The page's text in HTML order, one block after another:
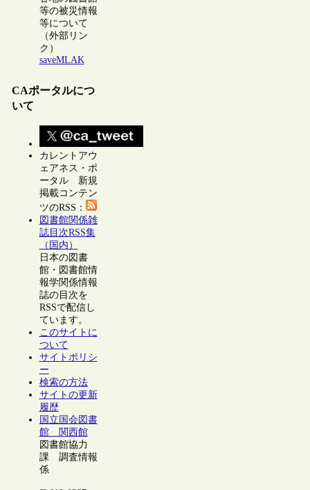
等の被災情報
等について
（外部リン
ク）
saveMLAK
CAポータルにつ
いて
カレントアウ
ェアネス・ポ
ータル 新規
掲載コンテン
ツのRSS：
図書館関係雑
誌目次RSS集
（国内）
日本の図書
館・図書館情
報学関係情報
誌の目次を
RSSで配信し
ています。
このサイトに
ついて
サイトポリシ
ー
検索の方法
サイトの更新
履歴
国立国会図書
館 関西館
図書館協力
課 調査情報
係